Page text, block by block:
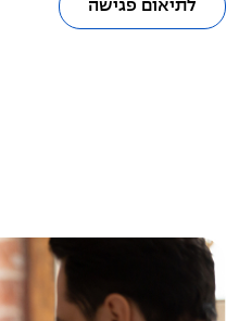
לתיאום פגישה